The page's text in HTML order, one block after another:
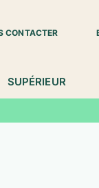
CONTACTER
SUPÉRIEUR